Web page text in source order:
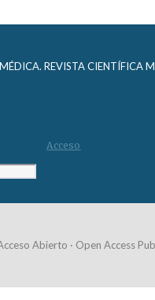
REVISTA CIENTÍFICA
Acceso
Abierto · Open Access